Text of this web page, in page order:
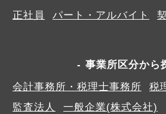
正社員
パート・アルバイト
事業所区分から
会計事務所・税理士事務所
税
監査法人
一般企業(株式会社)